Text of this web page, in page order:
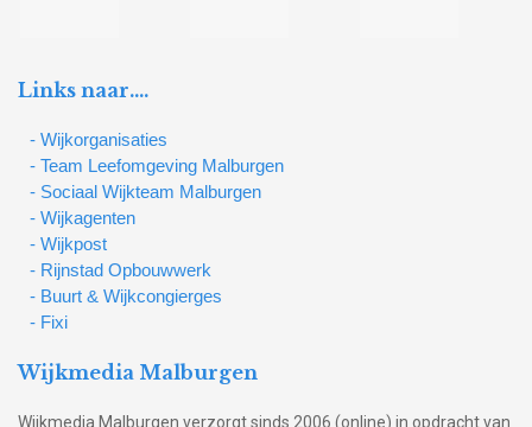
Links naar….
- Wijkorganisaties
- Team Leefomgeving Malburgen
- Sociaal Wijkteam Malburgen
- Wijkagenten
- Wijkpost
- Rijnstad Opbouwwerk
- Buurt & Wijkcongierges
- Fixi
Wijkmedia Malburgen
Wijkmedia Malburgen verzorgt sinds 2006 (online) in opdracht van